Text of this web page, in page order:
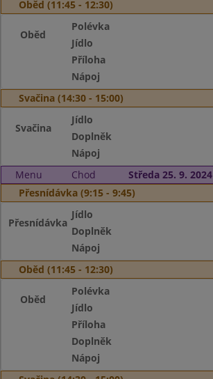
Oběd (11:45 - 12:30)
Oběd
Polévka
Jídlo
Příloha
Nápoj
Svačina (14:30 - 15:00)
Svačina
Jídlo
Doplněk
Nápoj
Menu
Chod
Středa 25. 9. 2024
Přesnídávka (9:15 - 9:45)
Přesnídávka
Jídlo
Doplněk
Nápoj
Oběd (11:45 - 12:30)
Oběd
Polévka
Jídlo
Příloha
Doplněk
Nápoj